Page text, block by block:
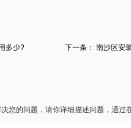
多少? 下一条： 南沙区安
您的问题，请你详细描述问题，通过